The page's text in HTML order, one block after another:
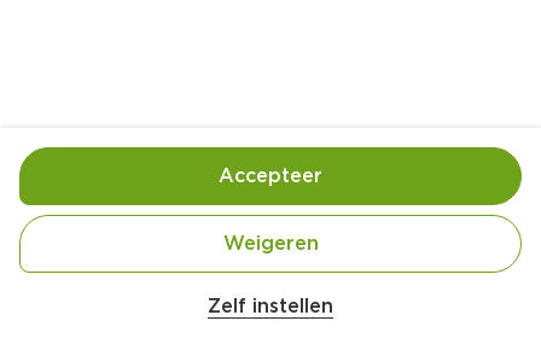
1 eetlepel zachte margarine
Zelf instellen
Weigeren
Accepteer